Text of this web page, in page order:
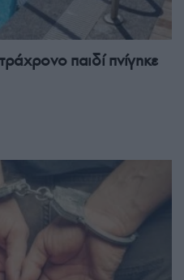
παιδί πνίγηκε